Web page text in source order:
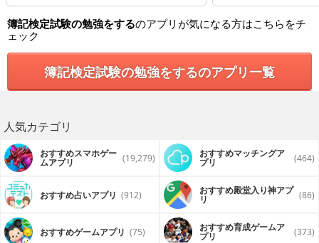
簿記検定試験の勉強をするのアプリが気になる方はこちらをチ
ェック
簿記検定試験の勉強をするのアプリ一覧
人気カテゴリ
おすすめスマホゲー
ムアプリ (19,279) おすすめマッチングア
プリ (464)
おすすめ占いアプリ (912) おすすめ殿堂入り神アプ
リ (86)
おすすめゲームアプリ (75) おすすめ育成ゲームア
プリ (373)